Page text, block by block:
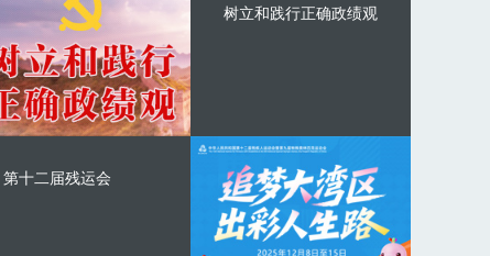
树立和践行正确政绩观
第十二届残运会